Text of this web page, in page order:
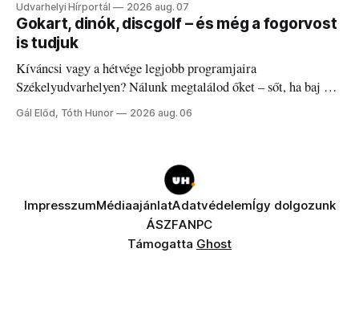
Udvarhelyi Hírportál 2026 aug. 07
Gokart, dinók, discgolf – és még a fogorvost
is tudjuk
Kíváncsi vagy a hétvége legjobb programjaira
Székelyudvarhelyen? Nálunk megtalálod őket – sőt, ha baj van
a fogaddal, a fogorvosi ügyeletet is!
Gál Előd, Tóth Hunor 2026 aug. 06
ImpresszumMédiaajánlatAdatvédelemÍgy dolgozunk
ÁSZFANPC
Támogatta Ghost